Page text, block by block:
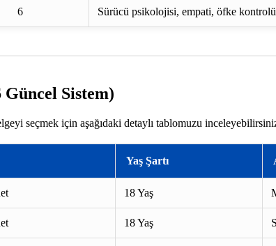
6 Sürücü psikolojisi, empati, öfke
Güncel Sistem)
seçmek için aşağıdaki detaylı tablomuzu
Yaş Şartı
18 Yaş
18 Yaş